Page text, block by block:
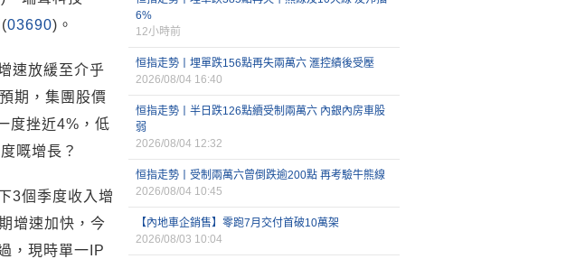
03690)。
速放緩至介乎
期，集團股價
度挫近4%，低
嘅增長？
3個季度收入增
增速加快，今
，現時單一IP
6%
12小時前
恒指走勢丨埋單跌156點再失兩萬六 滙控績後受壓
2026/08/04 16:40
恒指走勢丨半日跌126點續受制兩萬六 內銀內房車股
弱
2026/08/04 12:32
恒指走勢丨受制兩萬六曾倒跌逾200點 再考驗牛熊線
2026/08/04 10:45
【內地車企銷售】零跑7月交付首破10萬架
2026/08/03 10:04